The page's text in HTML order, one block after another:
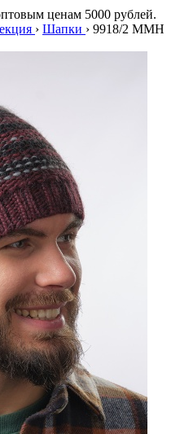
ценам 5000 рублей.
› Шапки › 9918/2 MMH